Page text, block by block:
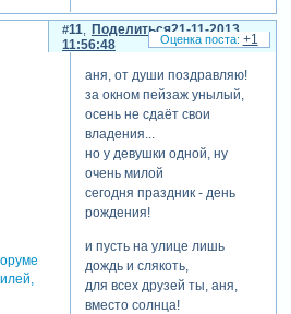
Поделиться
11
21-11-2013
11:56:48
аня, от души поздравляю!
за окном пейзаж унылый,
осень не сдаёт свои
владения...
но у девушки одной, ну
очень милой
сегодня праздник - день
рождения!
и пусть на улице лишь
дождь и слякоть,
для всех друзей ты, аня,
вместо солнца!
+1